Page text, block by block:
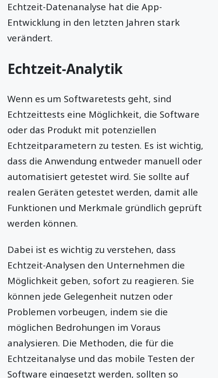
Echtzeit-Datenanalyse hat die App-
Entwicklung in den letzten Jahren stark
verändert.
Echtzeit-Analytik
Wenn es um Softwaretests geht, sind
Echtzeittests eine Möglichkeit, die Software
oder das Produkt mit potenziellen
Echtzeitparametern zu testen. Es ist wichtig,
dass die Anwendung entweder manuell oder
automatisiert getestet wird. Sie sollte auf
realen Geräten getestet werden, damit alle
Funktionen und Merkmale gründlich geprüft
werden können.
Dabei ist es wichtig zu verstehen, dass
Echtzeit-Analysen den Unternehmen die
Möglichkeit geben, sofort zu reagieren. Sie
können jede Gelegenheit nutzen oder
Problemen vorbeugen, indem sie die
möglichen Bedrohungen im Voraus
analysieren. Die Methoden, die für die
Echtzeitanalyse und das mobile Testen der
Software eingesetzt werden, sollten so